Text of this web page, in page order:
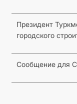
Президент
городского
Сообщение для